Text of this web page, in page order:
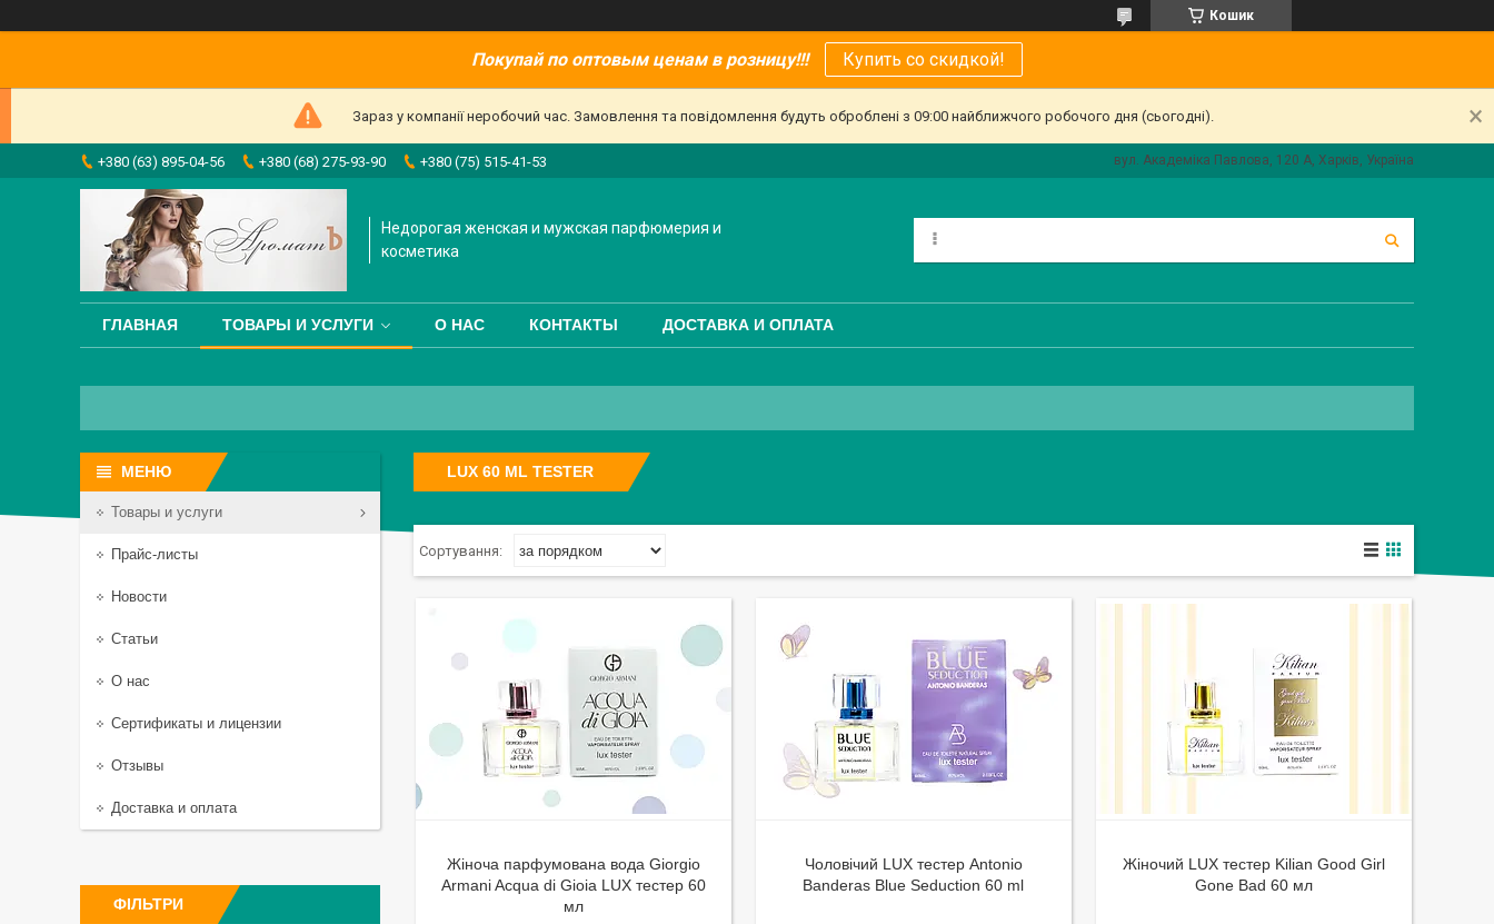
Кошик
Покупай по оптовым ценам в розницу!!! Купить со скидкой!
Зараз у компанії неробочий час. Замовлення та повідомлення будуть оброблені з 09:00 найближчого робочого дня (сьогодні).
+380 (63) 895-04-56 +380 (68) 275-93-90 +380 (75) 515-41-53 вул. Академіка Павлова, 120 А, Харків, Україна
Недорогая женская и мужская парфюмерия и
косметика
ГЛАВНАЯ ТОВАРЫ И УСЛУГИ О НАС КОНТАКТЫ ДОСТАВКА И ОПЛАТА
LUX 60 ML TESTER
Жіноча парфумована вода Giorgio
Armani Acqua di Gioia LUX тестер 60
мл
Чоловічий LUX тестер Antonio
Banderas Blue Seduction 60 ml
Жіночий LUX тестер Kilian Good Girl
Gone Bad 60 мл
Товары и услуги
Прайс-листы
Новости
Статьи
О нас
Сертификаты и лицензии
Отзывы
Доставка и оплата
ФІЛЬТРИ